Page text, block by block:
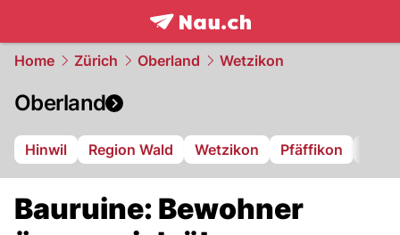
frontpage.NAU.ch
Home Zürich Oberland Wetzikon
Oberland
Hinwil Region Wald Wetzikon Pfäffikon
Bauruine: Bewohner